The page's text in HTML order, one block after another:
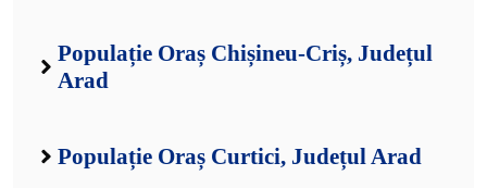
Populație Oraș Chișineu-Criș, Județul
Arad
Populație Oraș Curtici, Județul Arad